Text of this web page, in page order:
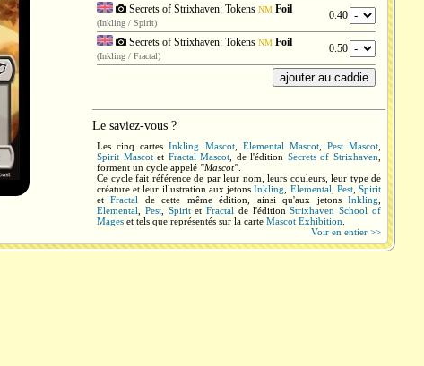
Secrets of Strixhaven: Tokens NM Foil
(Inkling / Spirit)
0.40
Secrets of Strixhaven: Tokens NM Foil
(Inkling / Fractal)
0.50
Le saviez-vous ?
Les cinq cartesInkling Mascot, Elemental Mascot, Pest Mascot
Spirit Mascotet Fractal Mascot , de l'édition Secrets of Strixhaven
forment un cycle appelé "Mascot"
Ce cycle fait référence de par leur nom, leurs couleurs, leur type de
créature et leur illustration aux jetonsInkling Elemental Pest,Spirit
etFractal de cette même édition, ainsi qu'aux jetonsInkling
Elemental
Pest, SpiritetFractal de l'éditionStrixhaven School of
Mages et tels que représentés sur la carte Mascot Exhibition
Voir en entier >>